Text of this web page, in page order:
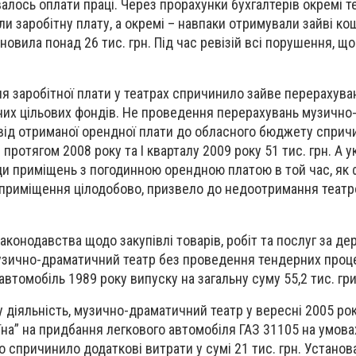
оплати праці. Через прорахунки бухгалтерів окремі
заробітну плату, а окремі – навпаки отримували зайві
понад 26 тис. грн. Під час ревізій всі порушення,
заробітної плати у театрах спричинило зайве
цільових фондів. Не проведення перерахувань
отриманої орендної плати до обласного бюджету
2008 року та І кварталу 2009 року 51 тис. грн. А
приміщень з погодинною орендною платою в той час, як
цілодобово, призвело до недоотримання
щодо закупівлі товарів, робіт та послуг за
драматичний театр без проведення тендерних
1989 року випуску на загальну суму 55,2 тис.
музично-драматичний театр у вересні 2005
на придбання легкового автомобіля ГАЗ 31105 на
додаткові витрати у сумі 21 тис. грн.